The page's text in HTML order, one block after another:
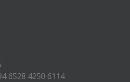
6528 4250 6114